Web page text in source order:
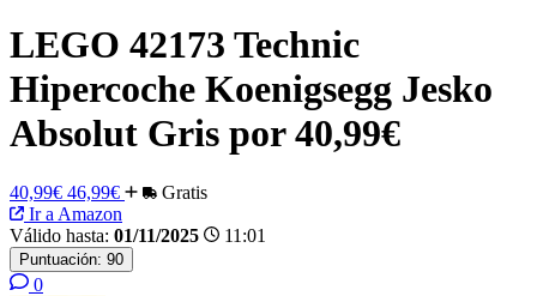
LEGO 42173 Technic
Hipercoche Koenigsegg Jesko
Absolut Gris por 40,99€
40,99€ 46,99€
Gratis
Ir a Amazon
Válido hasta: 01/11/2025 11:01
Puntuación: 90
0